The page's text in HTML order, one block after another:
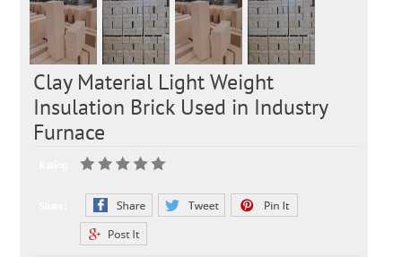
Clay Material Light Weight
Insulation Brick Used in Industry
Furnace